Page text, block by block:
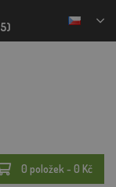
0 položek - 0 Kč